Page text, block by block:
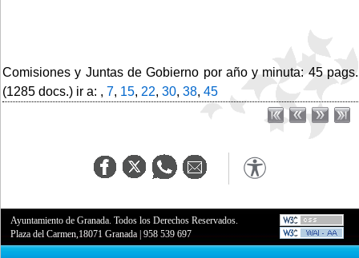
Comisiones y Juntas de Gobierno por año y minuta: 45 pags.
(1285 docs.) ir a: , 7, 15, 22, 30, 38, 45
Ayuntamiento de Granada. Todos los Derechos Reservados.
Plaza del Carmen,18071 Granada |958 539 697